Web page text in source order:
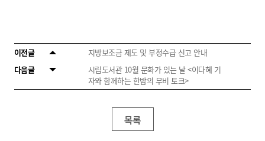
이전글
지방보조금 제도 및 부정수급 신고 안내
다음글
시립도서관 10월 문화가 있는 날 <이다혜 기
자와 함께하는 한밤의 무비 토크>
목록